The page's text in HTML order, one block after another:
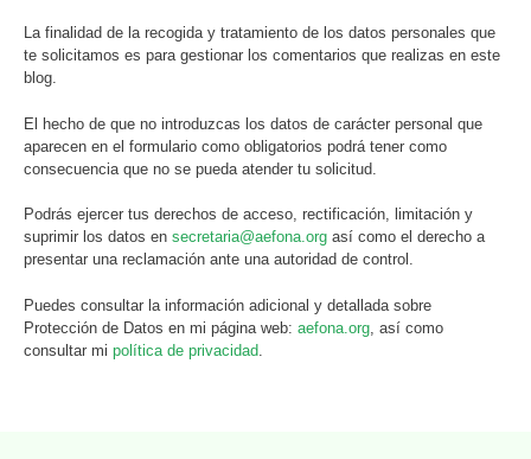
La finalidad de la recogida y tratamiento de los datos personales que
te solicitamos es para gestionar los comentarios que realizas en este
blog.
El hecho de que no introduzcas los datos de carácter personal que
aparecen en el formulario como obligatorios podrá tener como
consecuencia que no se pueda atender tu solicitud.
Podrás ejercer tus derechos de acceso, rectificación, limitación y
suprimir los datos en secretaria@aefona.org así como el derecho a
presentar una reclamación ante una autoridad de control.
Puedes consultar la información adicional y detallada sobre
Protección de Datos en mi página web: aefona.org , así como
consultar mi política de privacidad